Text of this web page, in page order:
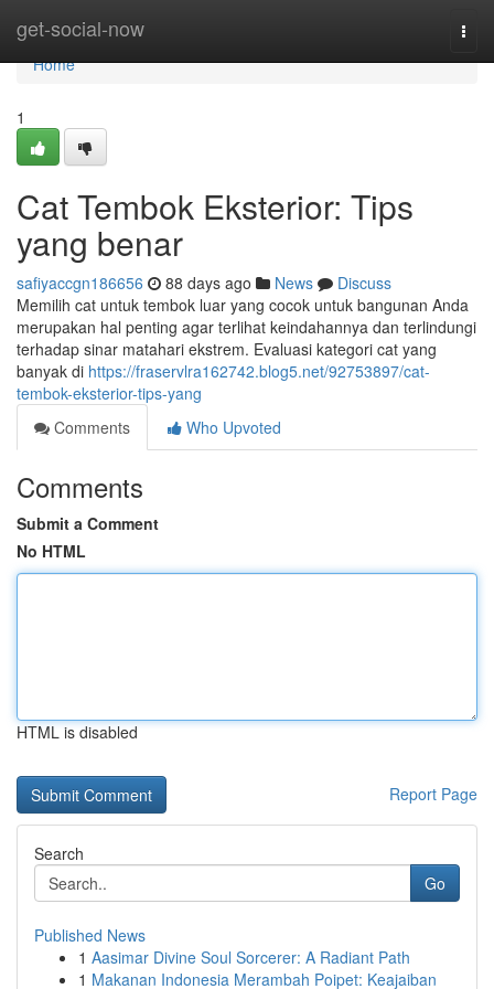
get-social-now
Home
Home
1
Cat Tembok Eksterior: Tips
yang benar
safiyaccgn186656 88 days ago News
Discuss
Memilih cat untuk tembok luar yang cocok untuk bangunan Anda
merupakan hal penting agar terlihat keindahannya dan terlindungi
terhadap sinar matahari ekstrem. Evaluasi kategori cat yang
banyak di https://fraservlra162742.blog5.net/92753897/cat-
tembok-eksterior-tips-yang
Comments
Who Upvoted
Comments
Submit a Comment
No HTML
HTML is disabled
Report Page
Search
Go
Published News
1 Aasimar Divine Soul Sorcerer: A Radiant Path
1 Makanan Indonesia Merambah Poipet: Keajaiban